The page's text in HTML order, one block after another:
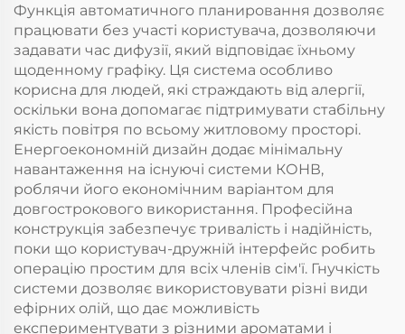
Функція автоматичного планировання дозволяє
працювати без участі користувача, дозволяючи
задавати час дифузії, який відповідає їхньому
щоденному графіку. Ця система особливо
корисна для людей, які страждають від алергії,
оскільки вона допомагає підтримувати стабільну
якість повітря по всьому житловому просторі.
Енергоекономній дизайн додає мінімальну
навантаження на існуючі системи КОНВ,
роблячи його економічним варіантом для
довгострокового використання. Професійна
конструкція забезпечує тривалість і надійність,
поки що користувач-дружній інтерфейс робить
операцію простим для всіх членів сім'ї. Гнучкість
системи дозволяє використовувати різні види
ефірних олій, що дає можливість
експериментувати з різними ароматами і